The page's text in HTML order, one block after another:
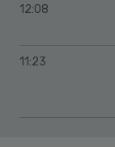
12:08
11:23